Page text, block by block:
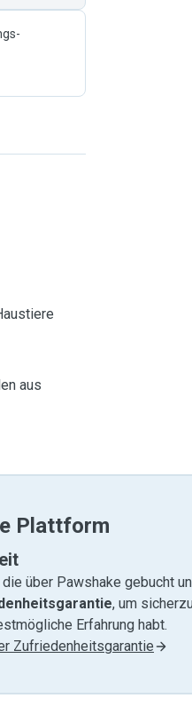
aus
Plattform
über Pawshake gebucht
, um
Erfahrung habt.
Zufriedenheitsgarantie